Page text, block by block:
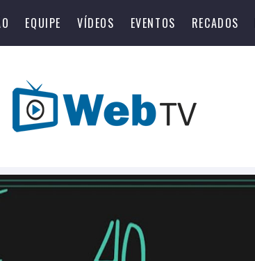
EQUIPE VÍDEOS EVENTOS RECADOS